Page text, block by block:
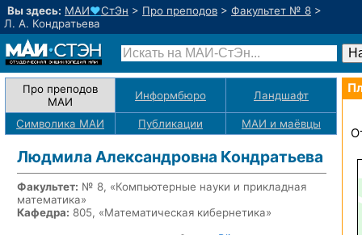
Вы здесь: МАИ♥СтЭн > Про преподов > Факультет № 8 >
Л. А. Кондратьева
Про преподов
МАИ
Информбюро Ландшафт
Символика МАИ Публикации МАИ и маёвцы
Людмила Александровна Кондратьева
Факультет: № 8, «Компьютерные науки и прикладная
математика»
Кафедра: 805, «Математическая кибернетика»